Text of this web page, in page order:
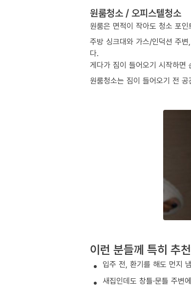
원룸청소 / 오피스텔청소
원룸은 면적이 작아도 청소 포인
주방 싱크대와 가스/인덕션 주
다.
게다가 짐이 들어오기 시작하면
원룸청소는 짐이 들어오기 전
이런 분들께 특히 추
입주 전, 환기를 해도 먼지
새집인데도 창틀·문틀 주변